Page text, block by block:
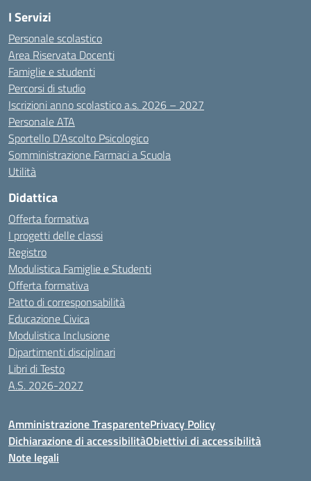
I Servizi
Personale scolastico
Area Riservata Docenti
Famiglie e studenti
Percorsi di studio
Iscrizioni anno scolastico a.s. 2026 – 2027
Personale ATA
Sportello D’Ascolto Psicologico
Somministrazione Farmaci a Scuola
Utilità
Didattica
Offerta formativa
I progetti delle classi
Registro
Modulistica Famiglie e Studenti
Offerta formativa
Patto di corresponsabilità
Educazione Civica
Modulistica Inclusione
Dipartimenti disciplinari
Libri di Testo
A.S. 2026-2027
Amministrazione TrasparentePrivacy Policy
Dichiarazione di accessibilitàObiettivi di accessibilità
Note legali